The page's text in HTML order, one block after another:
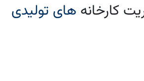
کارخانه‌ های تولیدی